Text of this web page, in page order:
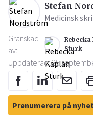
Stefan
Medicinsk
Granskad
av:
Sturk
Uppdaterad: 25
Prenumerera på